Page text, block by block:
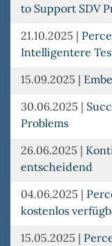
to Support SDV
21.10.2025 |
Intelligentere
15.09.2025 |
30.06.2025 |
Problems
26.06.2025 |
entscheidend
04.06.2025 |
kostenlos
15.05.2025 |